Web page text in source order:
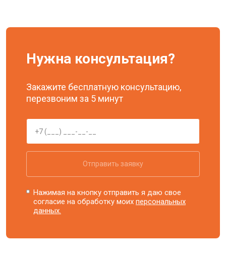
Нужна консультация?
Закажите бесплатную консультацию,
перезвоним за 5 минут
Отправить заявку
Нажимая на кнопку отправить я даю свое
согласие на обработку моихперсональных
данных.